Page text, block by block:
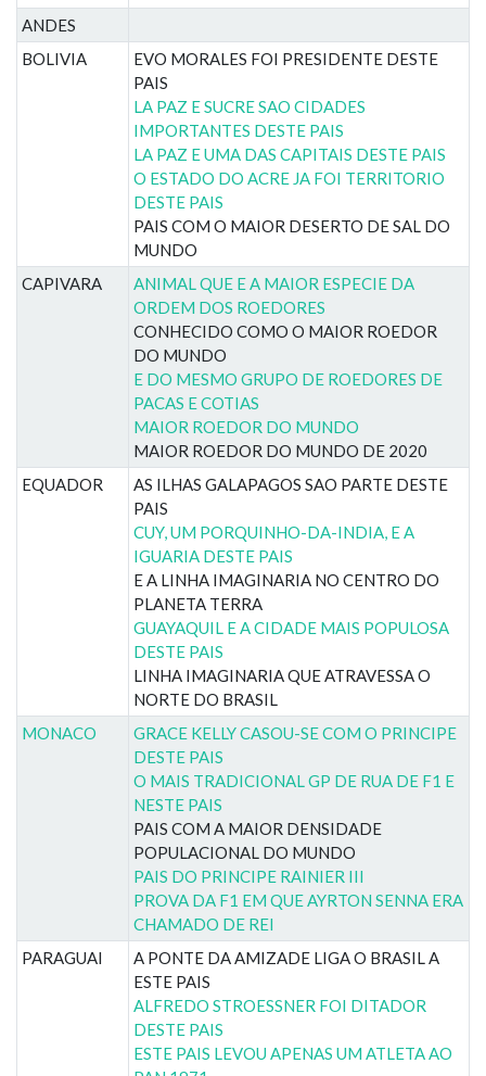
ANDES
BOLIVIA
EVO MORALES FOI PRESIDENTE DESTE
PAIS
LA PAZ E SUCRE SAO CIDADES
IMPORTANTES DESTE PAIS
LA PAZ E UMA DAS CAPITAIS DESTE PAIS
O ESTADO DO ACRE JA FOI TERRITORIO
DESTE PAIS
PAIS COM O MAIOR DESERTO DE SAL DO
MUNDO
CAPIVARA
ANIMAL QUE E A MAIOR ESPECIE DA
ORDEM DOS ROEDORES
CONHECIDO COMO O MAIOR ROEDOR
DO MUNDO
E DO MESMO GRUPO DE ROEDORES DE
PACAS E COTIAS
MAIOR ROEDOR DO MUNDO
MAIOR ROEDOR DO MUNDO DE 2020
EQUADOR
AS ILHAS GALAPAGOS SAO PARTE DESTE
PAIS
CUY, UM PORQUINHO-DA-INDIA, E A
IGUARIA DESTE PAIS
E A LINHA IMAGINARIA NO CENTRO DO
PLANETA TERRA
GUAYAQUIL E A CIDADE MAIS POPULOSA
DESTE PAIS
LINHA IMAGINARIA QUE ATRAVESSA O
NORTE DO BRASIL
MONACO
GRACE KELLY CASOU-SE COM O PRINCIPE
DESTE PAIS
O MAIS TRADICIONAL GP DE RUA DE F1 E
NESTE PAIS
PAIS COM A MAIOR DENSIDADE
POPULACIONAL DO MUNDO
PAIS DO PRINCIPE RAINIER III
PROVA DA F1 EM QUE AYRTON SENNA ERA
CHAMADO DE REI
PARAGUAI
A PONTE DA AMIZADE LIGA O BRASIL A
ESTE PAIS
ALFREDO STROESSNER FOI DITADOR
DESTE PAIS
ESTE PAIS LEVOU APENAS UM ATLETA AO